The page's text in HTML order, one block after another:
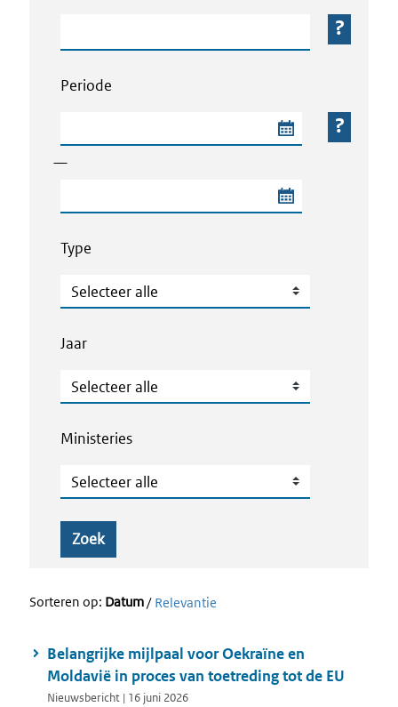
Periode
—
Type
Type
Jaar
Jaar
Ministeries
Ministeries
Zoek
Sorteren op: Datum/ Relevantie
Belangrijke mijlpaal voor Oekraïne en
Moldavië in proces van toetreding tot de EU
Nieuwsbericht | 16 juni 2026